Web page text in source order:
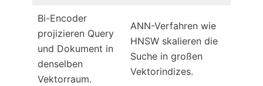
Bi-Encoder
projizieren Query
und Dokument in
denselben
Vektorraum.
ANN-Verfahren wie
HNSW skalieren die
Suche in großen
Vektorindizes.